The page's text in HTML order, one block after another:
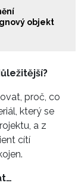
objekt
proč, co
který se
a z
cítí